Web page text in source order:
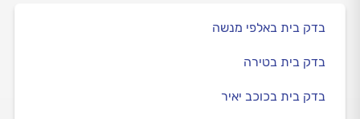
בדק בית באלפי מנשה
בדק בית בטירה
בדק בית בכוכב יאיר